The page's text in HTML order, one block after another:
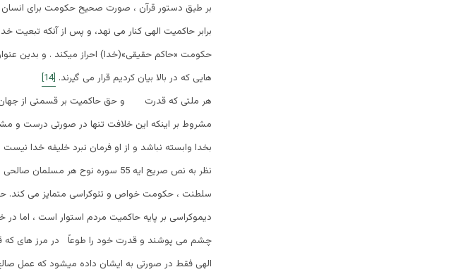
بر طبق دستور قرآن ، صورت صحیح حکومت برای
برابر حاکمیت الهی کنار می نهد، و پس از آنکه تبعیت
حکومت «حاکم حقیقی»(خدا) احراز میکند . و بدین
هایی که در بالا بیان کردیم قرار می گیرند. [14]
هر ملتی که قدرت و حق حاکمیت بر قسمتی از جهان
مشروط بر اینکه این خلافت تنها در صورتی درست و
بخدا وابسته نباشد و از او فرمان نبرد خلیفه خدا
نظر به نص صریح ایه 55 سوره نوح هر
سلطنت ، حکومت خواص و تئوکراسی متمایز می کند.
دیموکراسی بر پایه حاکمیت مردم استوار است ، اما در
چشم می پوشند و قدرت خود را طوعاً در مرز های که
الهی فقط در صورتی به ایشان داده میشود که عمل